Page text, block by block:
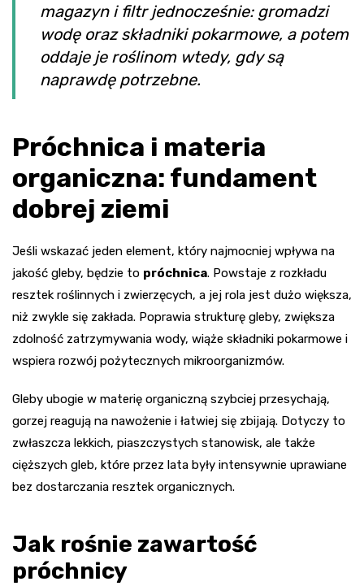
magazyn i filtr jednocześnie: gromadzi
wodę oraz składniki pokarmowe, a potem
oddaje je roślinom wtedy, gdy są
naprawdę potrzebne.
Próchnica i materia
organiczna: fundament
dobrej ziemi
Jeśli wskazać jeden element, który najmocniej wpływa na
jakość gleby, będzie to próchnica. Powstaje z rozkładu
resztek roślinnych i zwierzęcych, a jej rola jest dużo większa,
niż zwykle się zakłada. Poprawia strukturę gleby, zwiększa
zdolność zatrzymywania wody, wiąże składniki pokarmowe i
wspiera rozwój pożytecznych mikroorganizmów.
Gleby ubogie w materię organiczną szybciej przesychają,
gorzej reagują na nawożenie i łatwiej się zbijają. Dotyczy to
zwłaszcza lekkich, piaszczystych stanowisk, ale także
cięższych gleb, które przez lata były intensywnie uprawiane
bez dostarczania resztek organicznych.
Jak rośnie zawartość
próchnicy